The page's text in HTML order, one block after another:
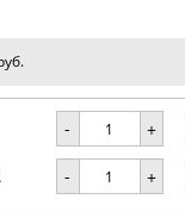
- +
- +